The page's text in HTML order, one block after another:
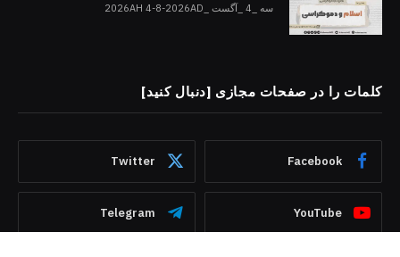
سه _4 _آگست _2026AH 4-8-2026AD
کلمات را در صفحات مجازی [دنبال کنید]
Facebook
Twitter
YouTube
Telegram